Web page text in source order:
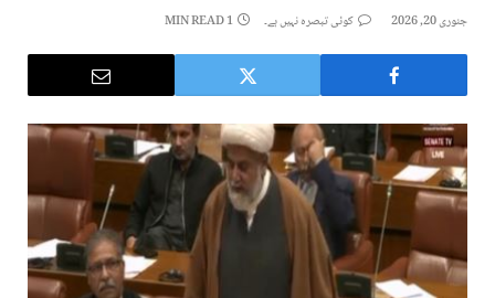
جنوری 20, 2026 کوئی تبصرہ نہیں ہے۔ 1 MIN READ